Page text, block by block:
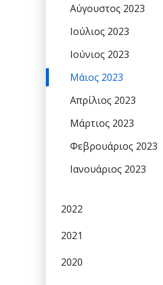
Αύγουστος 2023
Ιούλιος 2023
Ιούνιος 2023
Μάιος 2023
Απρίλιος 2023
Μάρτιος 2023
Φεβρουάριος 2023
Ιανουάριος 2023
2022
2021
2020